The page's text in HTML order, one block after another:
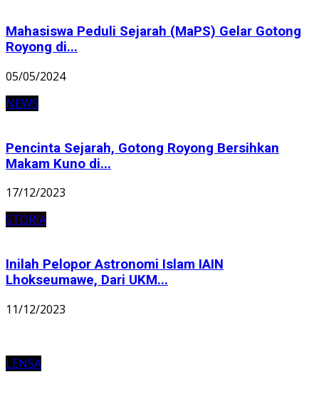
Mahasiswa Peduli Sejarah (MaPS) Gelar Gotong
Royong di...
05/05/2024
NEWS
Pencinta Sejarah, Gotong Royong Bersihkan
Makam Kuno di...
17/12/2023
STORIA
Inilah Pelopor Astronomi Islam IAIN
Lhokseumawe, Dari UKM...
11/12/2023
LENSA